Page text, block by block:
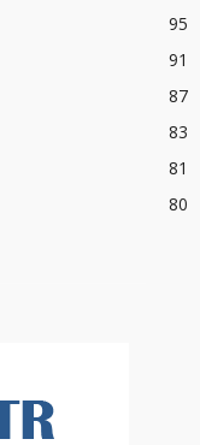
95
91
87
83
81
80